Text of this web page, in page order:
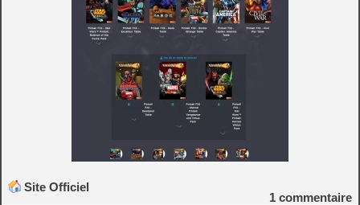
Site Officiel
1 commentaire